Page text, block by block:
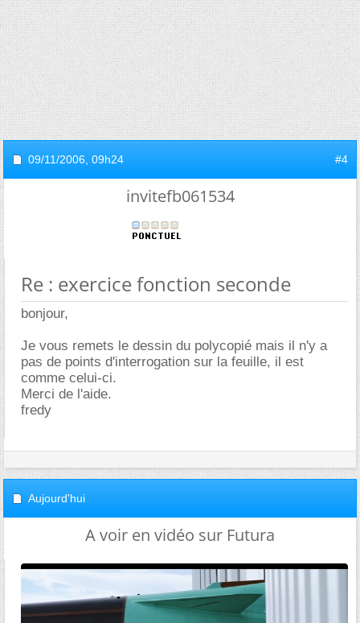
09/11/2006, 09h24 #4
invitefb061534
Re : exercice fonction seconde
bonjour,
Je vous remets le dessin du polycopié mais il n'y a
pas de points d'interrogation sur la feuille, il est
comme celui-ci.
Merci de l'aide.
fredy
Aujourd'hui
A voir en vidéo sur Futura